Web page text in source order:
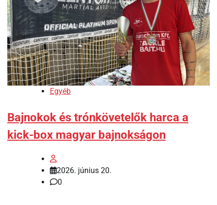
Egyéb
Bajnokok és trónkövetelők harca a
kick-box magyar bajnokságon
2026. június 20.
0